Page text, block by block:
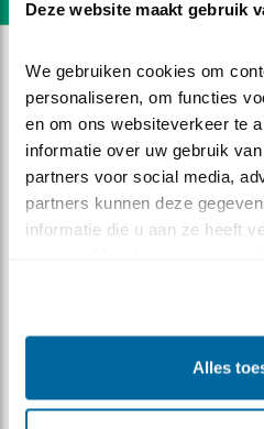
Deze website maakt gebruik
We gebruiken cookies om
personaliseren, om functies
en om ons websiteverkeer te
informatie over uw gebruik
partners voor social media,
partners kunnen deze
informatie die u aan ze heeft
Alles
DEEL DIT